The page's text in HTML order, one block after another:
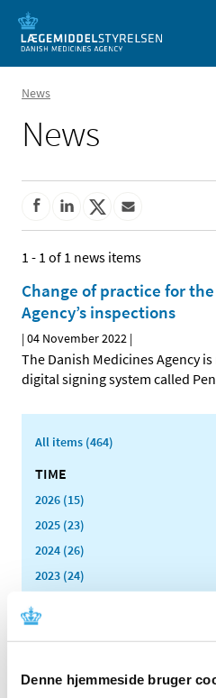
Denne hjemmeside bruger
News
News
1 - 1 of 1 news items
Change of practice for
Agency’s inspections
|04 November 2022 |
The Danish Medicines Agency
digital signing system called
All items (464)
TIME
2026 (15)
2025 (23)
2024 (26)
2023 (24)
November (1)
October (2)